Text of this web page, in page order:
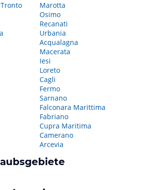
Marotta
Osimo
Recanati
Urbania
Acqualagna
Macerata
Iesi
Loreto
Cagli
Fermo
Sarnano
Falconara Marittima
Fabriano
Cupra Maritima
Camerano
Arcevia